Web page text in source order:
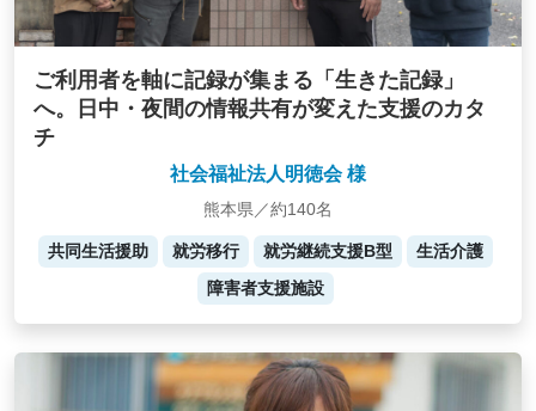
ご利用者を軸に記録が集まる「生きた記録」
へ。日中・夜間の情報共有が変えた支援のカタ
チ
社会福祉法人明徳会 様
熊本県／約140名
共同生活援助 就労移行 就労継続支援B型
生活介護
障害者支援施設